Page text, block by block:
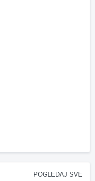
POGLEDAJ SVE